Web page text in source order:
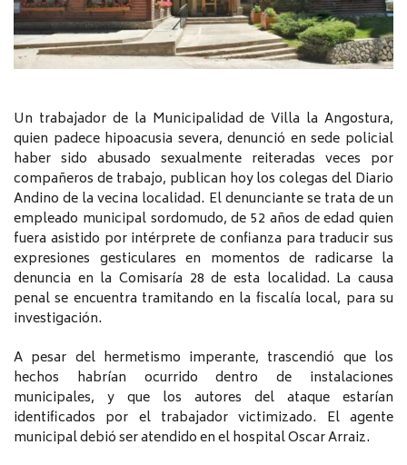
Un trabajador de la Municipalidad de Villa la Angostura,
quien padece hipoacusia severa, denunció en sede policial
haber sido abusado sexualmente reiteradas veces por
compañeros de trabajo, publican hoy los colegas del Diario
Andino de la vecina localidad. El denunciante se trata de un
empleado municipal sordomudo, de 52 años de edad quien
fuera asistido por intérprete de confianza para traducir sus
expresiones gesticulares en momentos de radicarse la
denuncia en la Comisaría 28 de esta localidad. La causa
penal se encuentra tramitando en la fiscalía local, para su
investigación.
A pesar del hermetismo imperante, trascendió que los
hechos habrían ocurrido dentro de instalaciones
municipales, y que los autores del ataque estarían
identificados por el trabajador victimizado. El agente
municipal debió ser atendido en el hospital Oscar Arraiz.